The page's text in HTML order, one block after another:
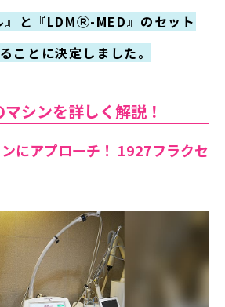
』と『LDMⓇ-MED』のセット
ことに決定しました。
シンを詳しく解説！
にアプローチ！ 1927フラクセ